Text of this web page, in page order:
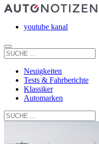
youtube kanal
Neuigkeiten
Tests & Fahrberichte
Klassiker
Automarken